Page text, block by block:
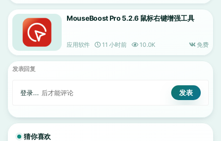
MouseBoost Pro 5.2.6 鼠标右键增强工具
应用软件 11 小时前 10.0K 免费
发表回复
登录... 后才能评论
猜你喜欢